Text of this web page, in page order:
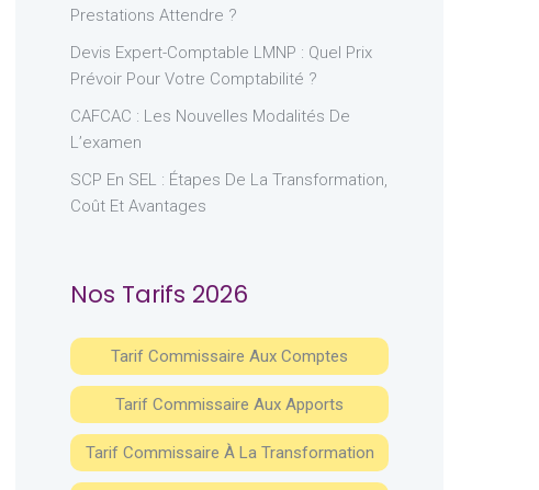
Prestations Attendre ?
Devis Expert-Comptable LMNP : Quel Prix
Prévoir Pour Votre Comptabilité ?
CAFCAC : Les Nouvelles Modalités De
L’examen
SCP En SEL : Étapes De La Transformation,
Coût Et Avantages
Nos Tarifs 2026
Tarif Commissaire Aux Comptes
Tarif Commissaire Aux Apports
Tarif Commissaire À La Transformation